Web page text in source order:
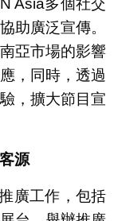
Asia多個社交
助廣泛宣傳。
亞市場的影響
，同時，透過
，擴大節目宣
源
廣工作，包括